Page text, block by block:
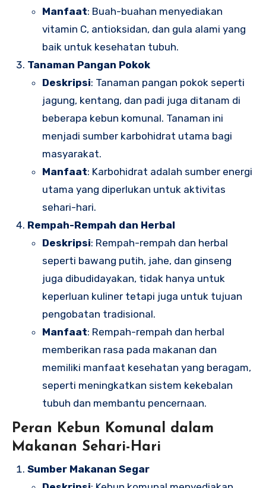
Manfaat: Buah-buahan menyediakan
vitamin C, antioksidan, dan gula alami yang
baik untuk kesehatan tubuh.
Tanaman Pangan Pokok
Deskripsi: Tanaman pangan pokok seperti
jagung, kentang, dan padi juga ditanam di
beberapa kebun komunal. Tanaman ini
menjadi sumber karbohidrat utama bagi
masyarakat.
Manfaat: Karbohidrat adalah sumber energi
utama yang diperlukan untuk aktivitas
sehari-hari.
Rempah-Rempah dan Herbal
Deskripsi: Rempah-rempah dan herbal
seperti bawang putih, jahe, dan ginseng
juga dibudidayakan, tidak hanya untuk
keperluan kuliner tetapi juga untuk tujuan
pengobatan tradisional.
Manfaat: Rempah-rempah dan herbal
memberikan rasa pada makanan dan
memiliki manfaat kesehatan yang beragam,
seperti meningkatkan sistem kekebalan
tubuh dan membantu pencernaan.
Peran Kebun Komunal dalam
Makanan Sehari-Hari
Sumber Makanan Segar